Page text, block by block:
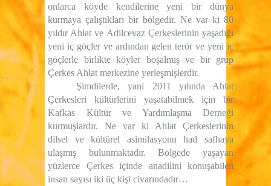
onlarca köyde kendilerine yeni bir dünya
kurmaya çalıştıkları bir bölgedir. Ne var ki 80
yıldır Ahlat ve Adilcevaz Çerkeslerinin yaşadığı
yeni iç göçler ve ardından gelen terör ve yeni iç
göçlerle birlikte köyler boşalmış ve bir grup
Çerkes Ahlat merkezine yerleşmişlerdir.
Şimdilerde, yani 2011 yılında Ahlat
Çerkesleri kültürlerini yaşatabilmek için bir
Kafkas Kültür ve Yardımlaşma Derneği
kurmuşlardır. Ne var ki Ahlat Çerkeslerinin
dilsel ve kültürel asimilasyonu had safhaya
ulaşmış bulunmaktadır. Bölgede yaşayan
yüzlerce Çerkes içinde anadilini konuşabilen
insan sayısı iki üç kişi civarındadır…